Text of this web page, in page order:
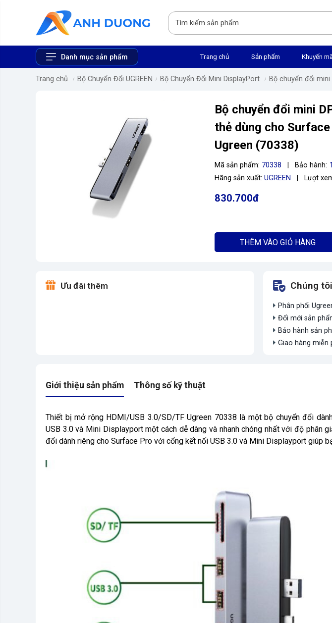
Danh mục sản phẩm Trang chủ Sản phẩm Khuyến
Trang chủ Bộ Chuyển Đổi UGREEN Bộ Chuyển Đổi Mini DisplayPort Bộ chuyển đổi
Bộ chuyển đổi mini
thẻ dùng cho
Ugreen (70338)
Mã sản phẩm: 70338 Bảo hành:
Hãng sản xuất: UGREEN Lượt
830.700đ
THÊM VÀO GIỎ HÀNG
Ưu đãi thêm Chúng
Phân phối
Đổi mới sản
Bảo hành sản
Giao hàng miễn
Giới thiệu sản phẩm Thông số kỹ thuật
Thiết bị mở rộng HDMI/USB 3.0/SD/TF Ugreen 70338 là một bộ chuyển đổi
USB 3.0 và Mini Displayport một cách dễ dàng và nhanh chóng nhất với độ phân
đổi dành riêng cho Surface Pro với cổng kết nối USB 3.0 và Mini Displayport giúp